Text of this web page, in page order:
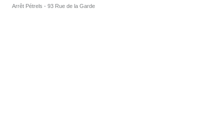
Arrêt Pétrels - 93 Rue de la Garde